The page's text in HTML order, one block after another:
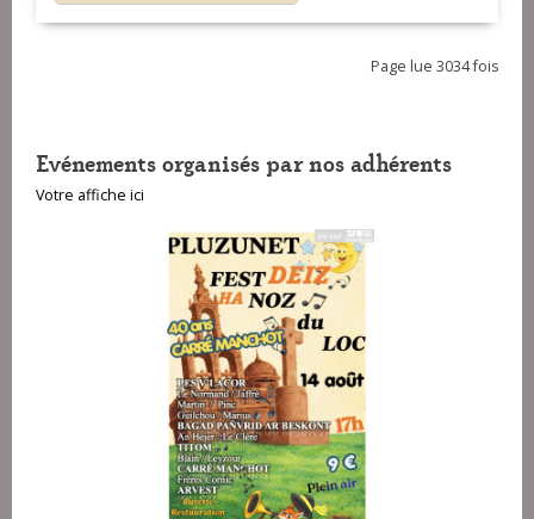
Page lue 3034 fois
Evénements organisés par nos adhérents
Votre affiche ici